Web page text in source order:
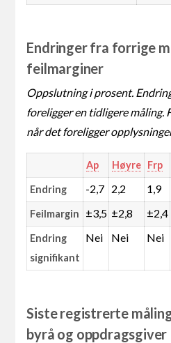
Endringer fra forrige
feilmarginer
Oppslutning i prosent.
foreligger en tidligere måling.
når det foreligger
Ap Høyre Frp
Endring -2,7 2,2 1,9
Feilmargin ±3,5 ±2,8 ±2,4
Endring
signifikant
Nei Nei Nei
Siste registrerte
byrå og oppdragsgiver